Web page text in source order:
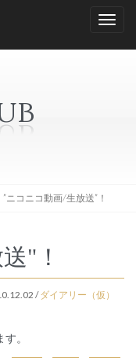
"ニコニコ動画/生放送"！
"！
/ダイアリー（仮）
。